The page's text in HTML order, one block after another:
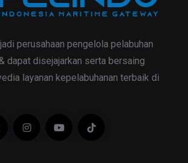
perusahaan pengelola pelabuhan
dapat disejajarkan serta bersaing
layanan kepelabuhanan terbaik di